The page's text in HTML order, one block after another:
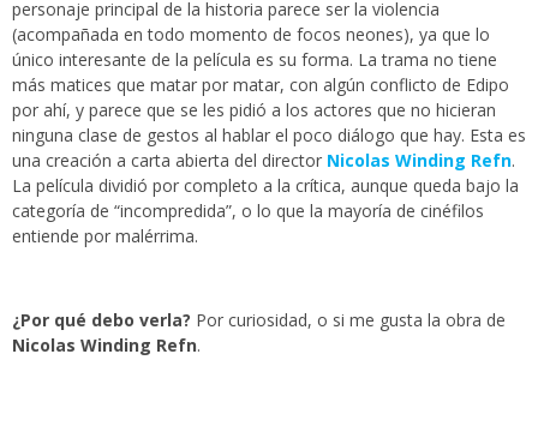
personaje principal de la historia parece ser la violencia
(acompañada en todo momento de focos neones), ya que lo
único interesante de la película es su forma. La trama no tiene
más matices que matar por matar, con algún conflicto de Edipo
por ahí, y parece que se les pidió a los actores que no hicieran
ninguna clase de gestos al hablar el poco diálogo que hay. Esta es
una creación a carta abierta del director Nicolas Winding Refn.
La película dividió por completo a la crítica, aunque queda bajo la
categoría de “incompredida”, o lo que la mayoría de cinéfilos
entiende por malérrima.
¿Por qué debo verla? Por curiosidad, o si me gusta la obra de
Nicolas Winding Refn.